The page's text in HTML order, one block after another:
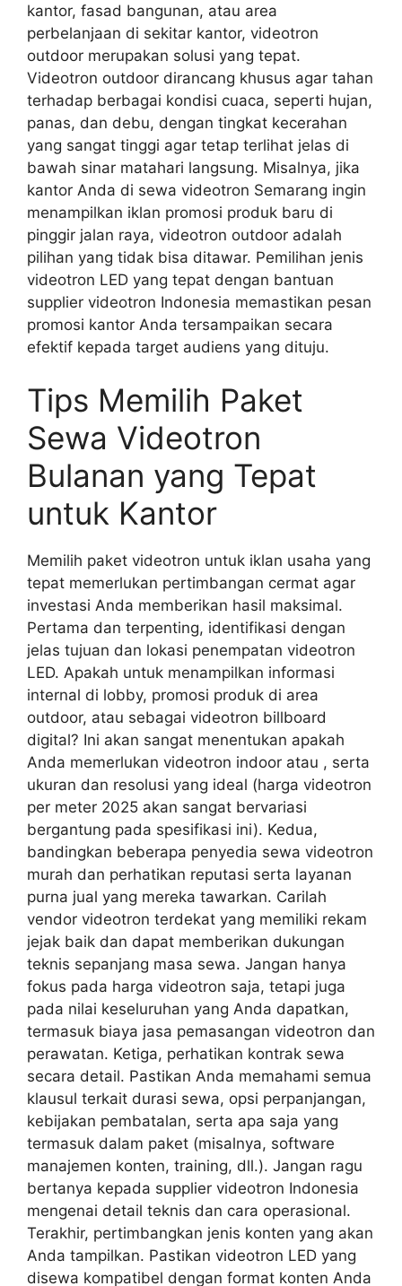
kantor, fasad bangunan, atau area
perbelanjaan di sekitar kantor, videotron
outdoor merupakan solusi yang tepat.
Videotron outdoor dirancang khusus agar tahan
terhadap berbagai kondisi cuaca, seperti hujan,
panas, dan debu, dengan tingkat kecerahan
yang sangat tinggi agar tetap terlihat jelas di
bawah sinar matahari langsung. Misalnya, jika
kantor Anda di sewa videotron Semarang ingin
menampilkan iklan promosi produk baru di
pinggir jalan raya, videotron outdoor adalah
pilihan yang tidak bisa ditawar. Pemilihan jenis
videotron LED yang tepat dengan bantuan
supplier videotron Indonesia memastikan pesan
promosi kantor Anda tersampaikan secara
efektif kepada target audiens yang dituju.
Tips Memilih Paket
Sewa Videotron
Bulanan yang Tepat
untuk Kantor
Memilih paket videotron untuk iklan usaha yang
tepat memerlukan pertimbangan cermat agar
investasi Anda memberikan hasil maksimal.
Pertama dan terpenting, identifikasi dengan
jelas tujuan dan lokasi penempatan videotron
LED. Apakah untuk menampilkan informasi
internal di lobby, promosi produk di area
outdoor, atau sebagai videotron billboard
digital? Ini akan sangat menentukan apakah
Anda memerlukan videotron indoor atau , serta
ukuran dan resolusi yang ideal (harga videotron
per meter 2025 akan sangat bervariasi
bergantung pada spesifikasi ini). Kedua,
bandingkan beberapa penyedia sewa videotron
murah dan perhatikan reputasi serta layanan
purna jual yang mereka tawarkan. Carilah
vendor videotron terdekat yang memiliki rekam
jejak baik dan dapat memberikan dukungan
teknis sepanjang masa sewa. Jangan hanya
fokus pada harga videotron saja, tetapi juga
pada nilai keseluruhan yang Anda dapatkan,
termasuk biaya jasa pemasangan videotron dan
perawatan. Ketiga, perhatikan kontrak sewa
secara detail. Pastikan Anda memahami semua
klausul terkait durasi sewa, opsi perpanjangan,
kebijakan pembatalan, serta apa saja yang
termasuk dalam paket (misalnya, software
manajemen konten, training, dll.). Jangan ragu
bertanya kepada supplier videotron Indonesia
mengenai detail teknis dan cara operasional.
Terakhir, pertimbangkan jenis konten yang akan
Anda tampilkan. Pastikan videotron LED yang
disewa kompatibel dengan format konten Anda